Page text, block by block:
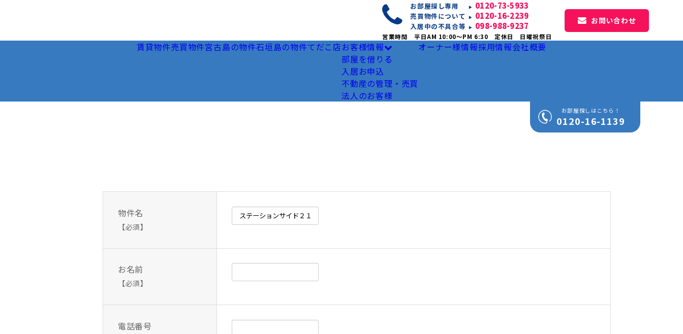
お部屋探し専用 0120-73-5933
売買物件について 0120-16-2239
入居中の不具合等 098-988-9237
営業時間 平日AM 10:00〜PM 6:30 定休日 日曜祝祭日
お問い合わせ
賃貸物件売買物件宮古島の物件石垣島の物件てだこ店お客様情報
部屋を借りる
入居お申込
不動産の管理・売買
法人のお客様
オーナー様情報採用情報会社概要
お部屋探しはこちら！
0120-16-1139
物件名
【必須】
お名前
【必須】
電話番号